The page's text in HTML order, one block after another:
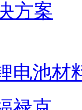
电池材